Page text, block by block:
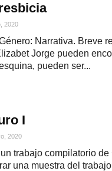
2020
Narrativa. Breve
Jorge pueden
pueden ser...
I
2020
trabajo compilatorio
una muestra del